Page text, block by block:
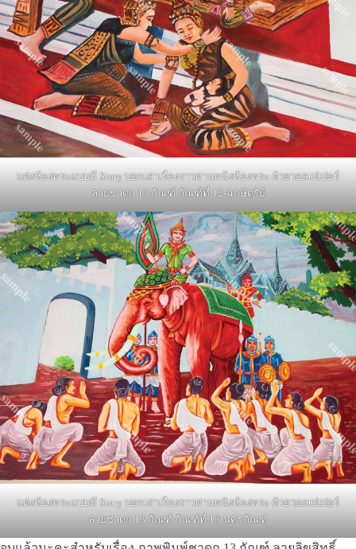
แต่งห้องพระแบบมี Story บอกเล่าเรื่องราวผ่านผนังห้องพระ ด้วยวอลเปเปอร์
ลายชาดก 13 กัณฑ์ กัณฑ์ที่ 12-ฉกษัตริย์
แต่งห้องพระแบบมี Story บอกเล่าเรื่องราวผ่านผนังห้องพระ ด้วยวอลเปเปอร์
ลายชาดก 13 กัณฑ์ กัณฑ์ที่ 13-นครกัณฑ์